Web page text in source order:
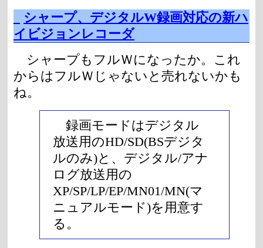
シャープ、デジタルW録画対応の新ハ
イビジョンレコーダ
シャープもフルＷになったか。これ
からはフルＷじゃないと売れないかも
ね。
録画モードはデジタル
放送用のHD/SD(BSデジタ
ルのみ)と、デジタル/アナ
ログ放送用の
XP/SP/LP/EP/MN01/MN(マ
ニュアルモード)を用意す
る。